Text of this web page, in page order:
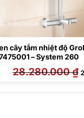
cây tắm nhiệt độ
– System 260
28.280.000₫